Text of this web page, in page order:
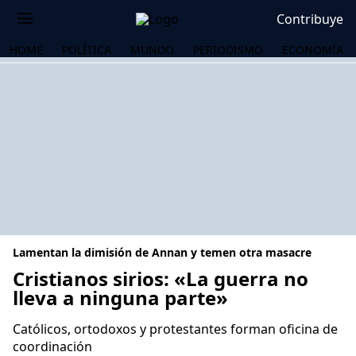
Contribuye
HOME POLÍTICA MUNDO PERIODISMO ECONOMÍA
Lamentan la dimisión de Annan y temen otra masacre
Cristianos sirios: «La guerra no
lleva a ninguna parte»
Católicos, ortodoxos y protestantes forman oficina de
coordinación